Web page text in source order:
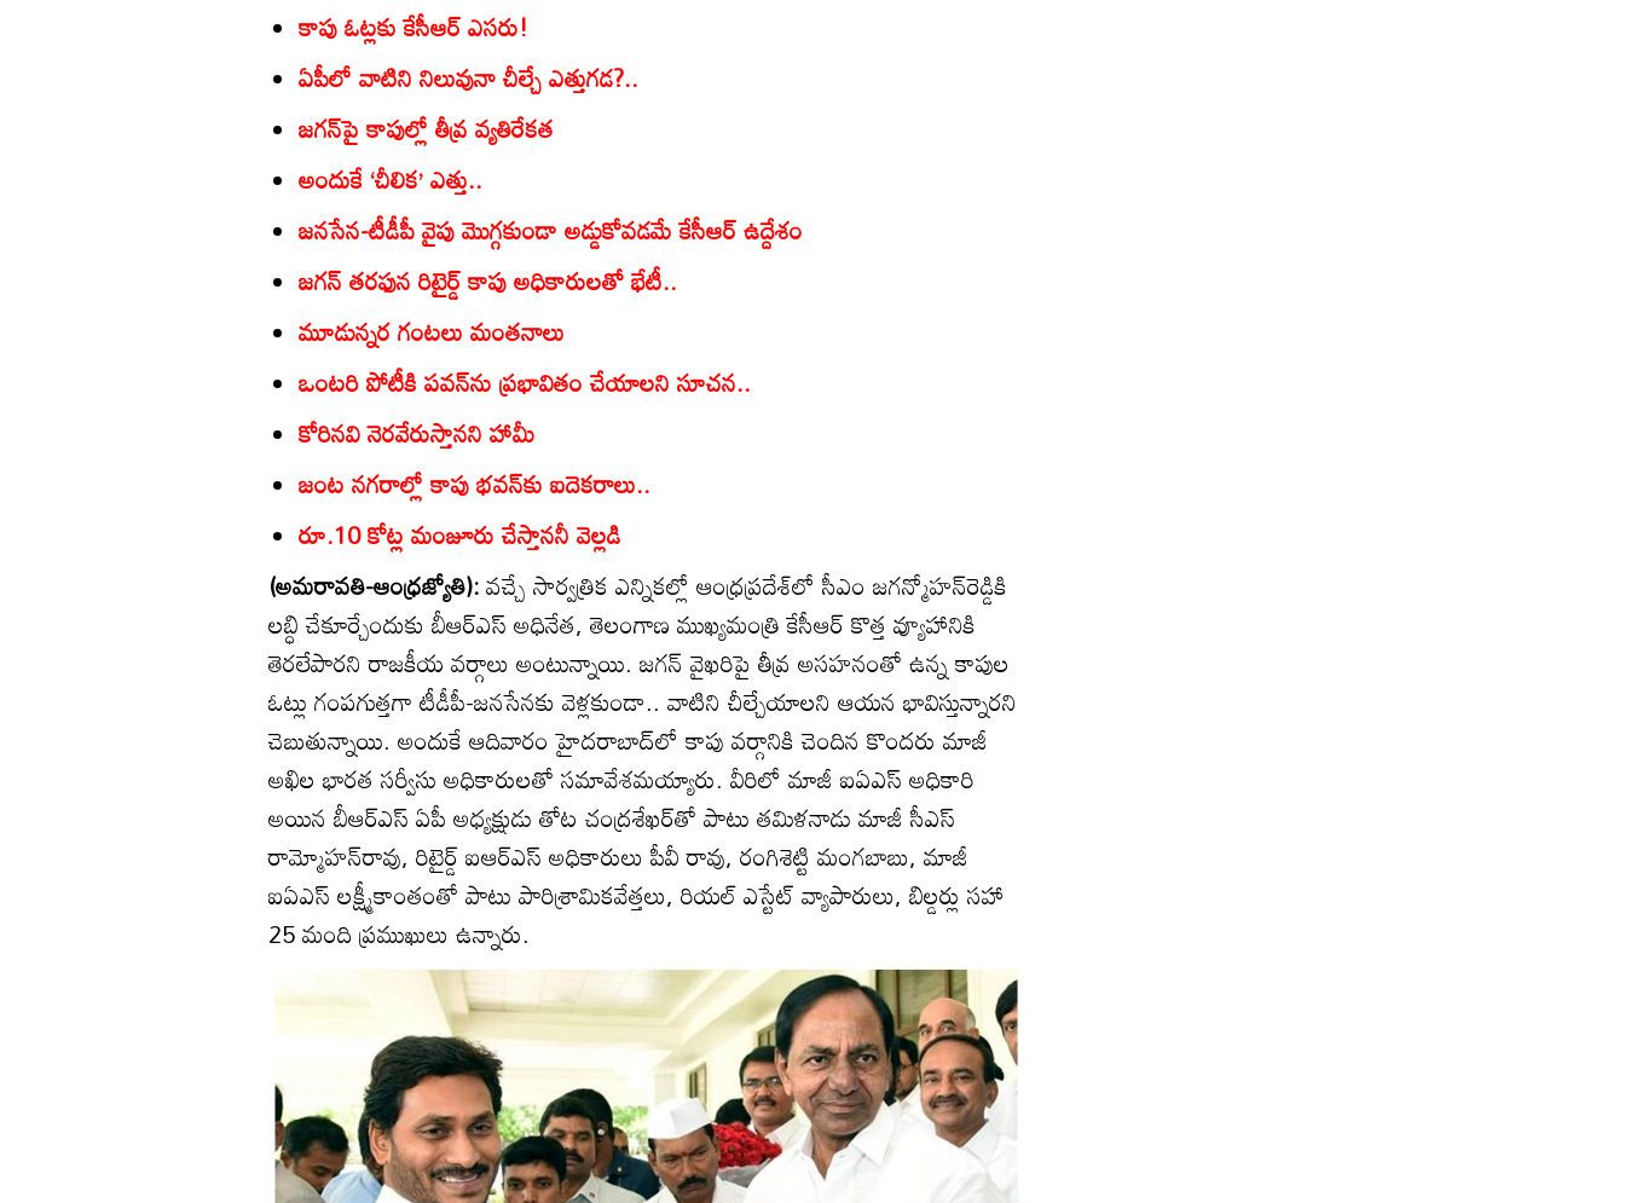
కాపు ఓట్లకు కేసీఆర్‌ ఎసరు!
ఏపీలో వాటిని నిలువునా చీల్చే ఎత్తుగడ?..
జగన్‌పై కాపుల్లో తీవ్ర వ్యతిరేకత
అందుకే ‘చీలిక’ ఎత్తు..
జనసేన-టీడీపీ వైపు మొగ్గకుండా అడ్డుకోవడమే కేసీఆర్‌ ఉద్దేశం
జగన్‌ తరఫున రిటైర్డ్‌ కాపు అధికారులతో భేటీ..
మూడున్నర గంటలు మంతనాలు
ఒంటరి పోటీకి పవన్‌ను ప్రభావితం చేయాలని సూచన..
కోరినవి నెరవేరుస్తానని హామీ
జంట నగరాల్లో కాపు భవన్‌కు ఐదెకరాలు..
రూ.10 కోట్ల మంజూరు చేస్తాననీ వెల్లడి
(అమరావతి-ఆంధ్రజ్యోతి):వచ్చే సార్వత్రిక ఎన్నికల్లో ఆంధ్రప్రదేశ్‌లో సీఎం జగన్మోహన్‌రెడ్డికి
లబ్ధి చేకూర్చేందుకు బీఆర్‌ఎస్‌ అధినేత, తెలంగాణ ముఖ్యమంత్రి కేసీఆర్‌ కొత్త వ్యూహానికి
తెరలేపారని రాజకీయ వర్గాలు అంటున్నాయి. జగన్‌ వైఖరిపై తీవ్ర అసహనంతో ఉన్న కాపుల
ఓట్లు గంపగుత్తగా టీడీపీ-జనసేనకు వెళ్లకుండా.. వాటిని చీల్చేయాలని ఆయన భావిస్తున్నారని
చెబుతున్నాయి. అందుకే ఆదివారం హైదరాబాద్‌లో కాపు వర్గానికి చెందిన కొందరు మాజీ
అఖిల భారత సర్వీసు అధికారులతో సమావేశమయ్యారు. వీరిలో మాజీ ఐఏఎస్‌ అధికారి
అయిన బీఆర్‌ఎస్‌ ఏపీ అధ్యక్షుడు తోట చంద్రశేఖర్‌తో పాటు తమిళనాడు మాజీ సీఎస్‌
రామ్మోహన్‌రావు, రిటైర్డ్‌ ఐఆర్‌ఎస్‌ అధికారులు పీవీ రావు, రంగిశెట్టి మంగబాబు, మాజీ
ఐఏఎస్‌ లక్ష్మీకాంతంతో పాటు పారిశ్రామికవేత్తలు, రియల్‌ ఎస్టేట్‌ వ్యాపారులు, బిల్డర్లు సహా
25 మంది ప్రముఖులు ఉన్నారు.